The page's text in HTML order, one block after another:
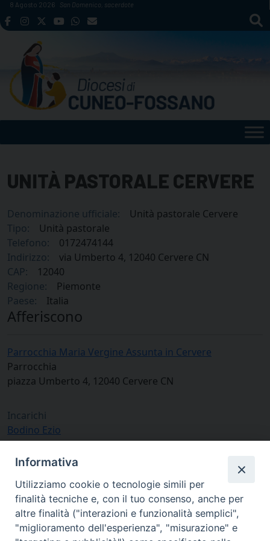
Skip
to
8 Agosto 2026 San Domenico, sacerdote
UNITÀ PASTORALE CERVERE
Denominazione ufficiale:
Unità pastorale Cervere
Tipo:
Unità pastorale
Telefono:
0172474144
Indirizzo:
via Umberto 4, 12040 Cervere CN
CAP:
12040
Regione:
Piemonte
Paese:
Italia
Afferiscono
Parrocchia Maria Vergine Assunta in Cervere
Parrocchia
piazza Umberto 4, 12040 Cervere CN
Incarichi
Bodino Ezio
: Amministratore parrocchiale
Informativa
Utilizziamo cookie o tecnologie simili per
finalità tecniche e, con il tuo consenso, anche per
altre finalità ("interazioni e funzionalità semplici",
"miglioramento dell'esperienza", "misurazione" e